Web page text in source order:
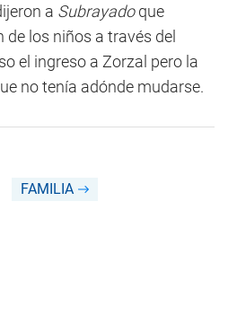
a Subrayadoque
los niños a través del
el ingreso a Zorzal pero la
no tenía adónde mudarse.
FAMILIA